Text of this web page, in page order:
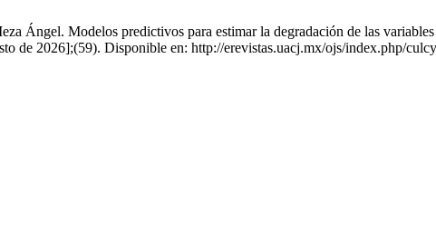
Ángel. Modelos predictivos para estimar la degradación de las
de 2026];(59). Disponible en: http://erevistas.uacj.mx/ojs/index.php/